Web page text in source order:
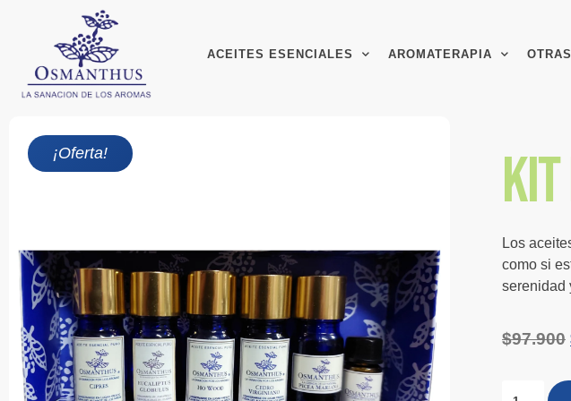
ACEITES ESENCIALES AROMATERAPIA
¡Oferta!
Los
como si
serenidad
$97.900